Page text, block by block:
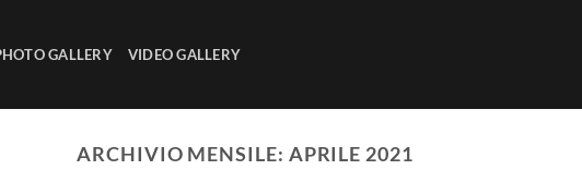
GALLERY VIDEO GALLERY
ARCHIVIO MENSILE: APRILE 2021